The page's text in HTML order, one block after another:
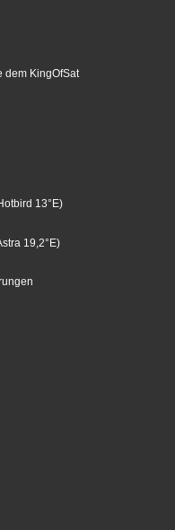
dem KingOfSat
13°E)
19,2°E)